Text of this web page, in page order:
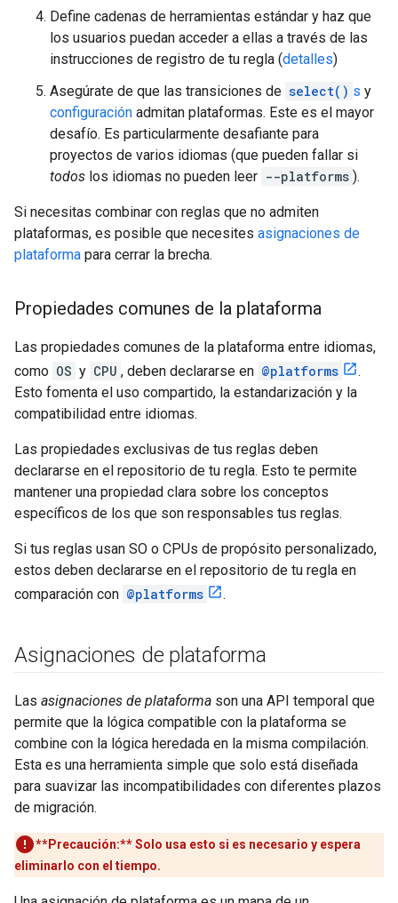
Define cadenas de herramientas estándar y haz que
los usuarios puedan acceder a ellas a través de las
instrucciones de registro de tu regla (detalles)
Asegúrate de que las transiciones de select() s y
configuración admitan plataformas. Este es el mayor
desafío. Es particularmente desafiante para
proyectos de varios idiomas (que pueden fallar si
todos los idiomas no pueden leer --platforms ).
Si necesitas combinar con reglas que no admiten
plataformas, es posible que necesites asignaciones de
plataforma para cerrar la brecha.
Propiedades comunes de la plataforma
Las propiedades comunes de la plataforma entre idiomas,
como OS y CPU , deben declararse en @platforms
.
Esto fomenta el uso compartido, la estandarización y la
compatibilidad entre idiomas.
Las propiedades exclusivas de tus reglas deben
declararse en el repositorio de tu regla. Esto te permite
mantener una propiedad clara sobre los conceptos
específicos de los que son responsables tus reglas.
Si tus reglas usan SO o CPUs de propósito personalizado,
estos deben declararse en el repositorio de tu regla en
comparación con @platforms .
Asignaciones de plataforma
Las asignaciones de plataforma son una API temporal que
permite que la lógica compatible con la plataforma se
combine con la lógica heredada en la misma compilación.
Esta es una herramienta simple que solo está diseñada
para suavizar las incompatibilidades con diferentes plazos
de migración.
**Precaución:**Solo usa esto si es necesario y espera
eliminarlo con el tiempo.